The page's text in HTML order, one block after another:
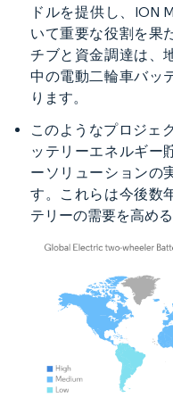
ドルを提供し、ION
いて重要な役割を果
チブと資金調達は、
中の電動二輪車バッ
ります。
このようなプロジェ
ッテリーエネルギー
ーソリューションの
す。これらは今後数
テリーの需要を高め